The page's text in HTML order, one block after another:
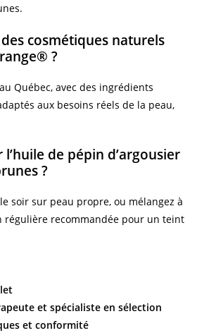
cosmétiques naturels
?
Québec, avec des ingrédients
aux besoins réels de la peau,
de pépin d’argousier
?
soir sur peau propre, ou mélangez à
régulière recommandée pour un teint
et spécialiste en sélection
et conformité